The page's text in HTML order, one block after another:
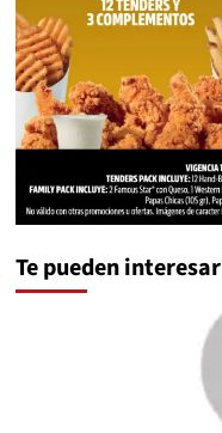
Te pueden interesar